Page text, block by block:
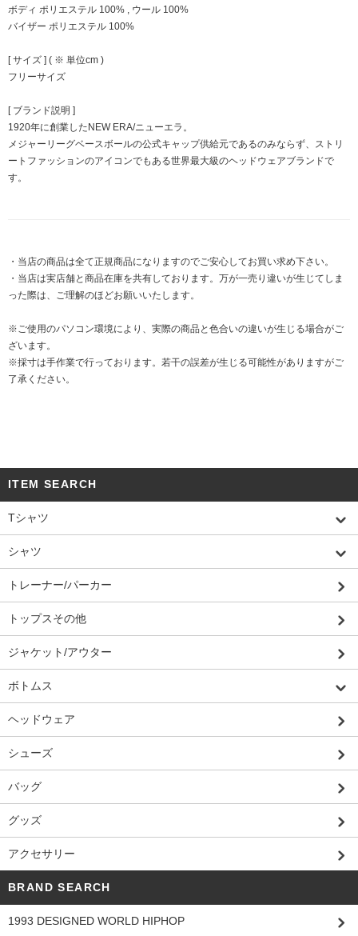
ボディ ポリエステル 100% , ウール 100%
バイザー ポリエステル 100%
[ サイズ ] ( ※ 単位cm )
フリーサイズ
[ ブランド説明 ]
1920年に創業したNEW ERA/ニューエラ。
メジャーリーグベースボールの公式キャップ供給元であるのみならず、ストリ
ートファッションのアイコンでもある世界最大級のヘッドウェアブランドで
す。
・当店の商品は全て正規商品になりますのでご安心してお買い求め下さい。
・当店は実店舗と商品在庫を共有しております。万が一売り違いが生じてしま
った際は、ご理解のほどお願いいたします。
※ご使用のパソコン環境により、実際の商品と色合いの違いが生じる場合がご
ざいます。
※採寸は手作業で行っております。若干の誤差が生じる可能性がありますがご
了承ください。
ITEM SEARCH
Tシャツ
シャツ
トレーナー/パーカー
トップスその他
ジャケット/アウター
ボトムス
ヘッドウェア
シューズ
バッグ
グッズ
アクセサリー
BRAND SEARCH
1993 DESIGNED WORLD HIPHOP